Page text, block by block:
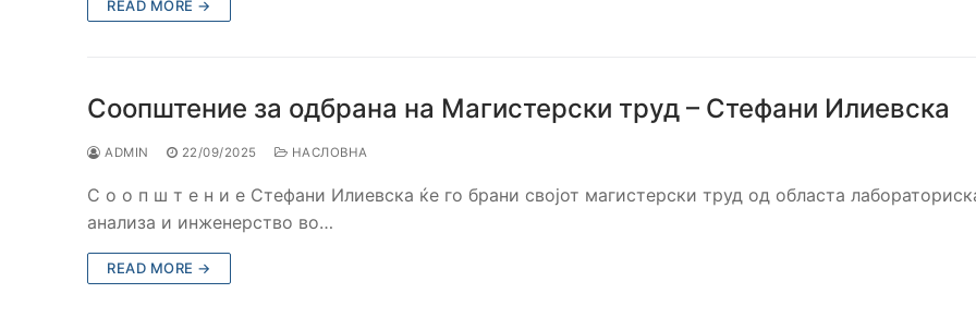
READ MORE →
Соопштение за одбрана на Магистерски труд – Стефани Илиевска
ADMIN 22/09/2025 НАСЛОВНА
С о о п ш т е н и е Стефани Илиевска ќе го брани својот магистерски труд од областа
анализа и инженерство во…
READ MORE →